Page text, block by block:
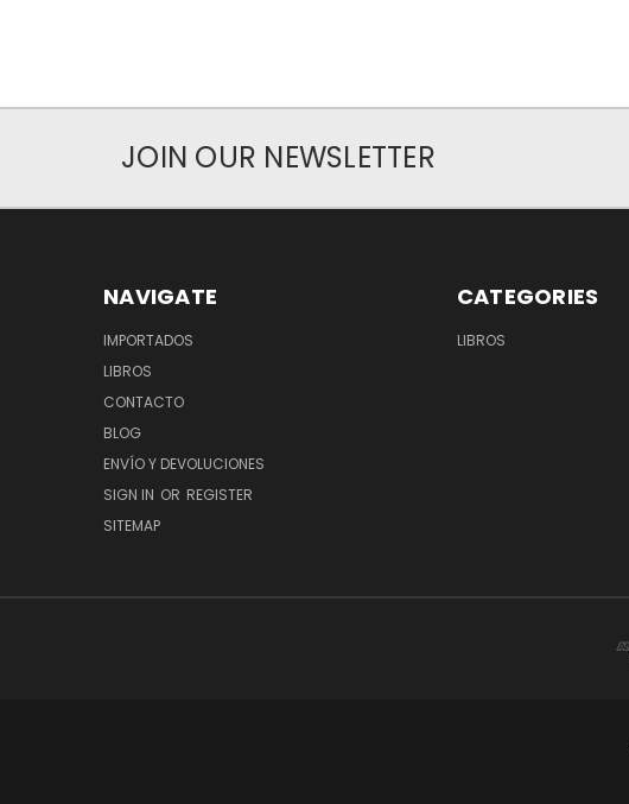
JOIN OUR NEWSLETTER
NAVIGATE
IMPORTADOS
LIBROS
CONTACTO
BLOG
ENVÍO Y DEVOLUCIONES
SIGN IN OR REGISTER
SITEMAP
CATEGORIES
LIBROS